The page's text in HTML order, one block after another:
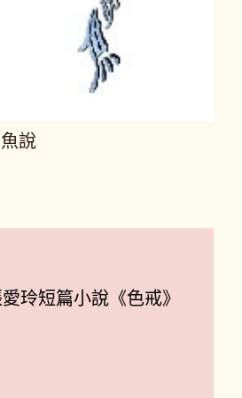
說
愛玲短篇小說《色戒》